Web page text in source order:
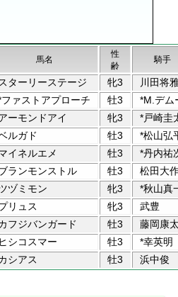
馬名
性
齢
騎手
スターリーステージ 牝3
川田将
ファストアプローチ 牡3
*M.デム
ーモンドアイ 牝3
*戸崎圭
ルガド 牡3
*松山弘
イネルエメ 牡3
*丹内祐
ランモンストル 牡3
松田大
ヅミモン 牝3
*秋山真
リュス 牝3
武豊
フジバンガード 牡3
藤岡康
ヒシコスマー 牡3
*幸英明
シアス 牡3 浜中俊